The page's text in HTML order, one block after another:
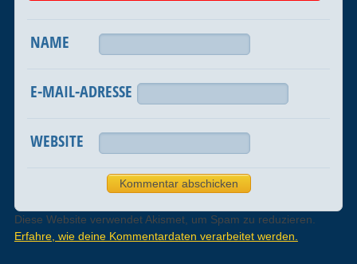
NAME
E-MAIL-ADRESSE
WEBSITE
Diese Website verwendet Akismet, um Spam zu reduzieren.
Erfahre, wie deine Kommentardaten verarbeitet werden.